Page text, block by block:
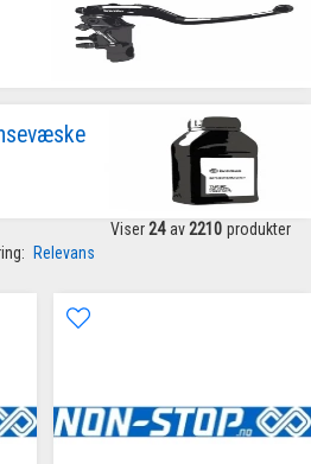
Relevans
Viser 24 av 2210 produkter